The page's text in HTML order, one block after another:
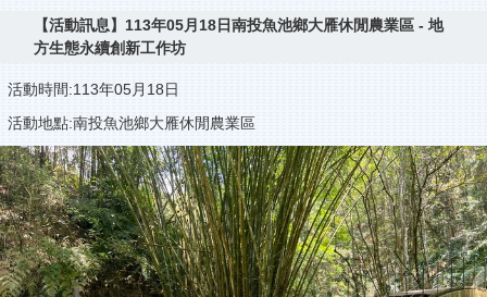
【活動訊息】113年05月18日南投魚池鄉大雁休閒農業區 - 地
方生態永續創新工作坊
活動時間:113年05月18日
活動地點:南投魚池鄉大雁休閒農業區